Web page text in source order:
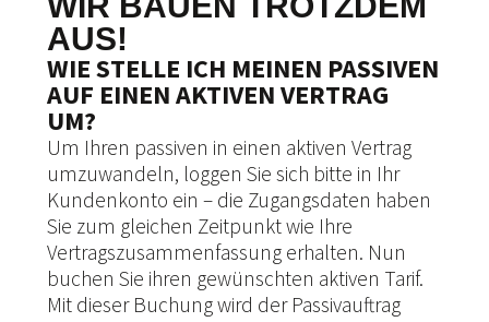
AUS!
WIE STELLE ICH MEINEN PASSIVEN
AUF EINEN AKTIVEN VERTRAG
UM?
Um Ihren passiven in einen aktiven Vertrag
umzuwandeln, loggen Sie sich bitte in Ihr
Kundenkonto ein – die Zugangsdaten haben
Sie zum gleichen Zeitpunkt wie Ihre
Vertragszusammenfassung erhalten. Nun
buchen Sie ihren gewünschten aktiven Tarif.
Mit dieser Buchung wird der Passivauftrag